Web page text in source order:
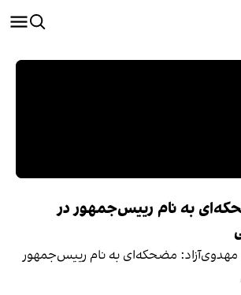
به نام رییس‌جمهور در
مضحکه‌ای به نام رییس‌جمهور